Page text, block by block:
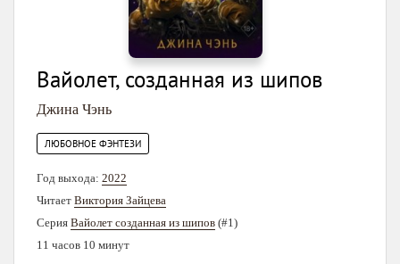
Вайолет, созданная из шипов
Джина Чэнь
ЛЮБОВНОЕ ФЭНТЕЗИ
Год выхода: 2022
Читает Виктория Зайцева
Серия Вайолет созданная из шипов (#1)
11 часов 10 минут